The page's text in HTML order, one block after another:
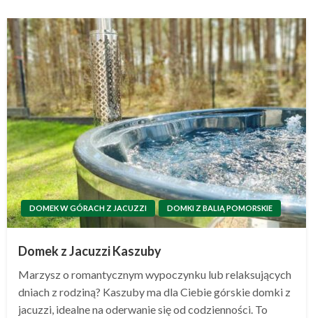
DOMEK W GÓRACH Z JACUZZI DOMKI Z BALIĄ POMORSKIE
Domek z Jacuzzi Kaszuby
Marzysz o romantycznym wypoczynku lub relaksujących
dniach z rodziną? Kaszuby ma dla Ciebie górskie domki z
jacuzzi, idealne na oderwanie się od codzienności. To